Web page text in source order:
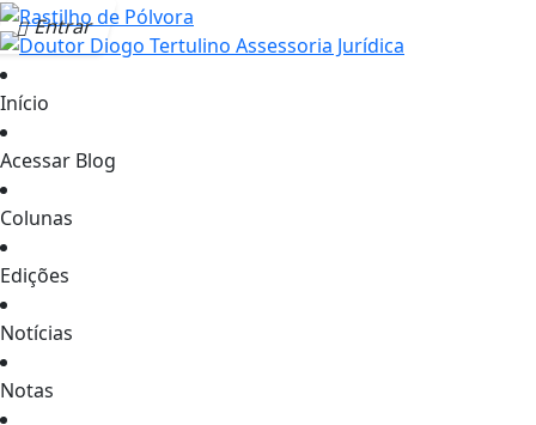
Entrar
Início
Acessar Blog
Colunas
Edições
Notícias
Notas